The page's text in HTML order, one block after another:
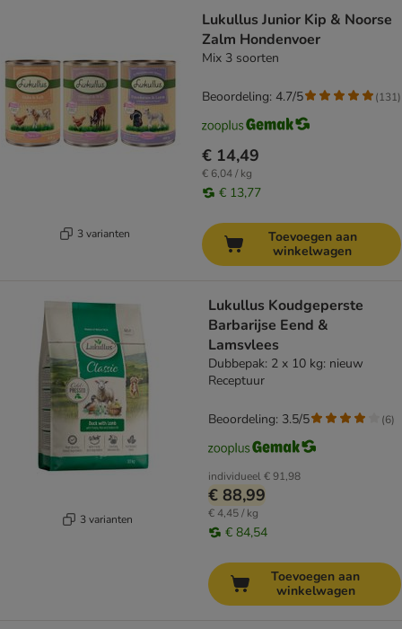
3 varianten
Lukullus Junior Kip & Noorse
Zalm Hondenvoer
Mix 3 soorten
€ 14,49
€ 6,04 / kg
€ 13,77
Beoordeling: 4.7/5 (131)
Toevoegen aan
winkelwagen
3 varianten
Lukullus Koudgeperste
Barbarijse Eend &
Lamsvlees
Dubbepak: 2 x 10 kg: nieuw
Receptuur
individueel€ 91,98
€ 88,99
€ 4,45 / kg
€ 84,54
Beoordeling: 3.5/5 (6)
Toevoegen aan
winkelwagen